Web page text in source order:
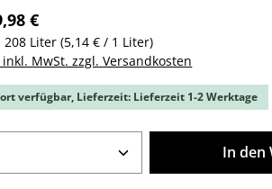
€
208 Liter(5,14 € / 1 Liter)
inkl. MwSt. zzgl. Versandkosten
verfügbar, Lieferzeit: Lieferzeit 1-2 Werktage
Anzahl: Gib den In den